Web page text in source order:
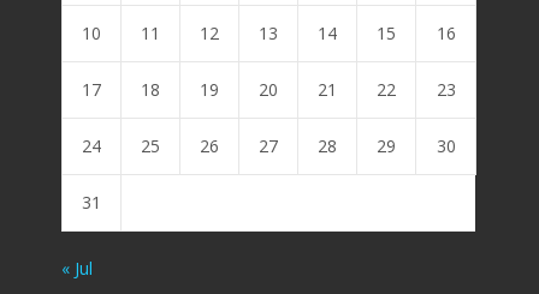
10 11 12 13 14 15 16
17 18 19 20 21 22 23
24 25 26 27 28 29 30
31
« Jul